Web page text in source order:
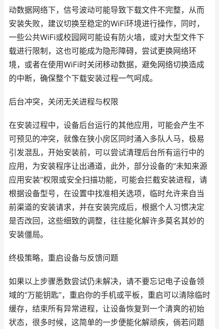
动数据网络下，信号波动可能导致下载文件不完整，从而
安装失败，建议切换至稳定的WiFi环境进行操作，同时，
一些公共WiFi或校园网可能设有防火墙，或对大型文件下
载进行限制，这也可能成为隐形障碍，尝试更换网络环
境，或者在使用WiFi时关闭移动数据，避免网络切换造成
的中断，确保整个下载安装过程一气呵成。
后台冲突，关闭无关进程与权限
在安装过程中，设备后台运行的其他应用，可能会产生不
可预见的冲突，就像在狭小房区同时涌入多队人马，极易
引发混乱，开始安装前，可以尝试清理后台所有运行中的
应用，为安装程序让出通道，此外，部分设备的“未知来源
应用安装”权限或安全扫描功能，可能会拦截安装进程，请
根据设备型号，在设置中找准相关选项，临时允许来自当
前渠道的安装请求，并在安装完成后，根据个人习惯决定
是否改回，这些细致的调整，往往能化解许多莫名其妙的
安装僵局。
终极策略，重启设备与反馈问题
如果以上步骤悉数尝试仍未解决，请不要忘记电子设备领
域的“万能钥匙”，重启你的手机或平板，重启可以清除临时
缓存，结束所有异常进程，让设备恢复到一个清爽的初始
状态，很多时候，这简单的一步便能化解顽疾，倘若问题